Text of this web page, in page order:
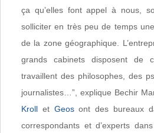
ça qu’elles font appel à nous,
solliciter en très peu de temps
de la zone géographique.
grands cabinets disposent de
travaillent des philosophes, des
journalistes…”, explique Bechir
Kroll et Geosont des bureaux
correspondants et d’experts